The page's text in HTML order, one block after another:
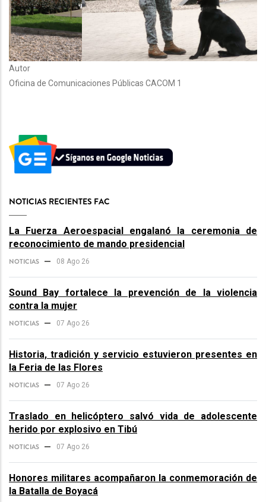
Autor
Oficina de Comunicaciones Públicas CACOM 1
NOTICIAS RECIENTES FAC
La Fuerza Aeroespacial engalanó la ceremonia de
reconocimiento de mando presidencial
NOTICIAS 08 Ago 26
Sound Bay fortalece la prevención de la violencia
contra la mujer
NOTICIAS 07 Ago 26
Historia, tradición y servicio estuvieron presentes en
la Feria de las Flores
NOTICIAS 07 Ago 26
Traslado en helicóptero salvó vida de adolescente
herido por explosivo en Tibú
NOTICIAS 07 Ago 26
Honores militares acompañaron la conmemoración de
la Batalla de Boyacá